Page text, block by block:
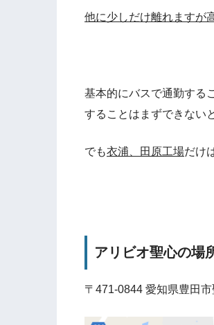
他に少しだけ離れますが
基本的にバスで通勤する
することはまずできない
でも衣浦、田原工場だけ
アリビオ聖心の場
〒471-0844 愛知県豊田